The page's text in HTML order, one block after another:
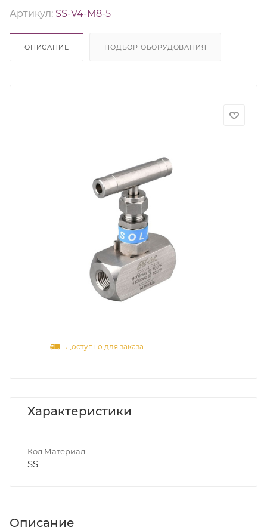
Артикул: SS-V4-M8-5
ОПИСАНИЕ ПОДБОР ОБОРУДОВАНИЯ
Доступно для заказа
Характеристики
Код Материал
SS
Описание